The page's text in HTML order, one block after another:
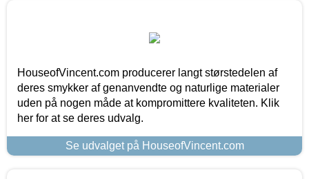
HouseofVincent.com producerer langt størstedelen af
deres smykker af genanvendte og naturlige materialer
uden på nogen måde at kompromittere kvaliteten. Klik
her for at se deres udvalg.
Se udvalget på HouseofVincent.com